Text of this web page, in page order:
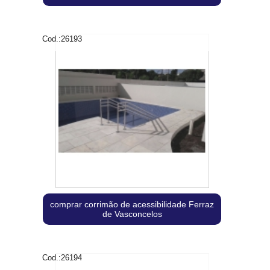
Cod.:26193
comprar corrimão de acessibilidade Ferraz
de Vasconcelos
Cod.:26194